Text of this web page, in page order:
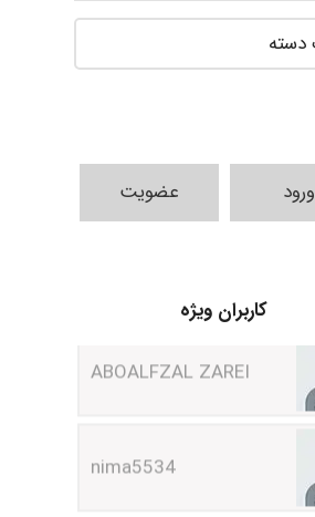
ورود عضویت
کاربران ویژه
ABOALFZAL ZAREI